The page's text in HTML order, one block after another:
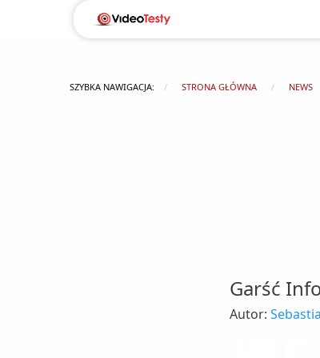
SZYBKA NAWIGACJA: STRONA GŁÓWNA NEWS
Garść
Autor: